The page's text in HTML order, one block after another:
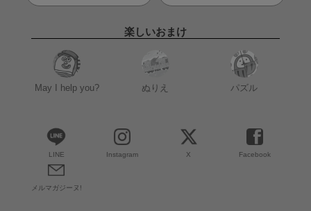
楽しいおまけ
May I help you? ぬりえ パズル
LINE Instagram X Facebook
メルマガジーヌ!